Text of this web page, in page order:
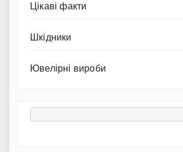
Цікаві факти
Шкідники
Ювелірні вироби